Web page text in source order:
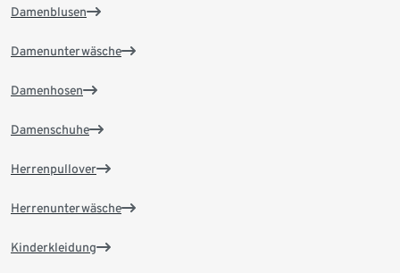
Damenblusen
Damenunterwäsche
Damenhosen
Damenschuhe
Herrenpullover
Herrenunterwäsche
Kinderkleidung